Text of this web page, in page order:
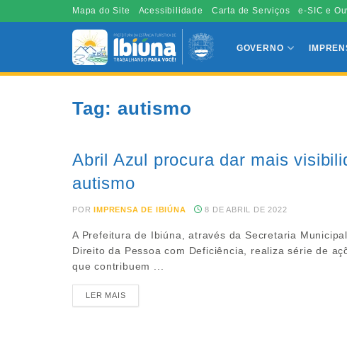
Mapa do Site Acessibilidade Carta de Serviços e-SIC e
GOVERNO
Tag: autismo
Abril Azul procura dar mais
autismo
POR IMPRENSA DE IBIÚNA 8 DE ABRIL DE 2022
A Prefeitura de Ibiúna, através da Secretaria
Direito da Pessoa com Deficiência, realiza série de
que contribuem ...
LER MAIS